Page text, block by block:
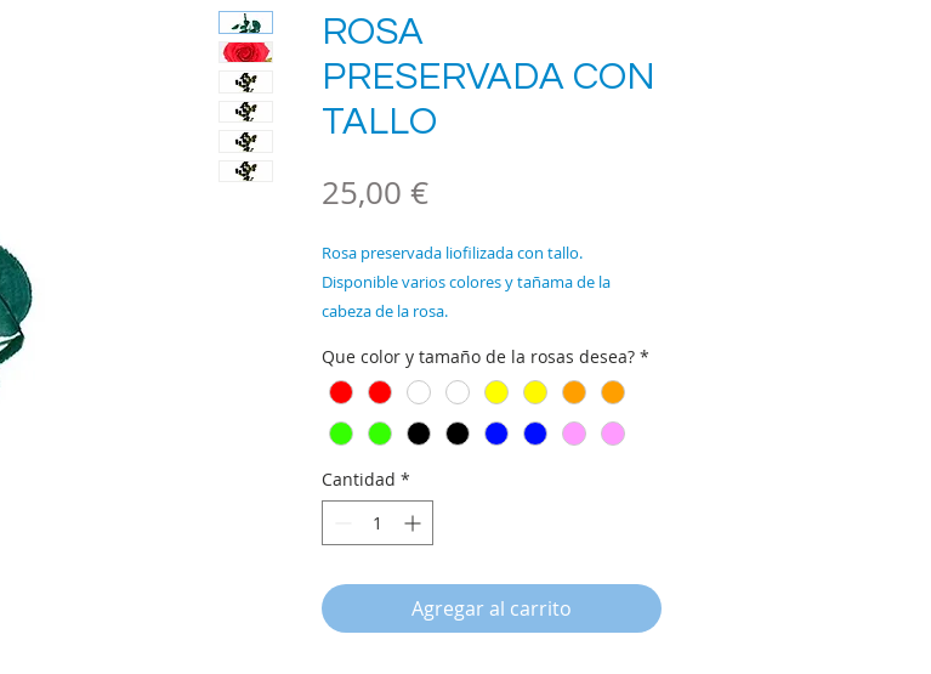
ROSA
PRESERVADA CON
TALLO
25,00 €Precio
Rosa preservada liofilizada con tallo.
Disponible varios colores y tañama de la
cabeza de la rosa.
DOS TAMAÑOS DE CABEZA DE LA ROSA
NORMAL 6/5CMø
XXL 9/10CMø
Que color y tamaño de la rosas desea? *
Cantidad *
Agregar al carrito